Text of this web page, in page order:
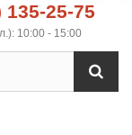
135-25-75
10:00 - 15:00